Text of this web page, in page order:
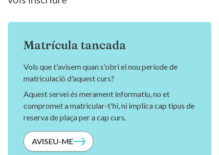
Matrícula tancada
Vols que t'avisem quan s'obri el nou període de
matriculació d'aquest curs?
Aquest servei és merament informatiu, no et
compromet a matricular-t'hi, ni implica cap tipus de
reserva de plaça per a cap curs.
AVISEU-ME